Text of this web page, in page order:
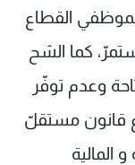
القطاع
كما الشح
وعدم توفّر
قانون مستقلّ
المالية